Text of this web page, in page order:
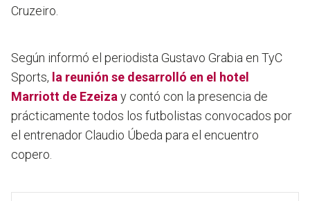
Cruzeiro.
Según informó el periodista Gustavo Grabia en TyC
Sports, la reunión se desarrolló en el hotel
Marriott de Ezeiza y contó con la presencia de
prácticamente todos los futbolistas convocados por
el entrenador Claudio Úbeda para el encuentro
copero.